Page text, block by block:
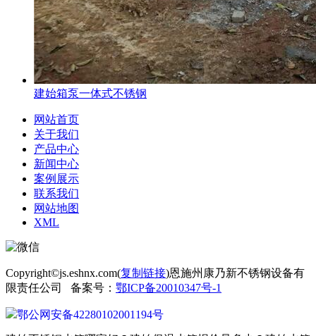
建始箱泵一体式不锈钢
网站首页
关于我们
产品中心
新闻中心
案例展示
联系我们
网站地图
XML
Copyright©js.eshnx.com(复制链接)恩施州康乃新不锈钢设备有
限责任公司 备案号： 鄂ICP备20010347号-1
鄂公网安备42280102001194号